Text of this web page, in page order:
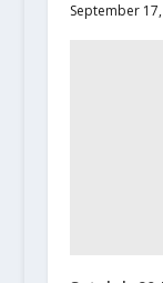
September